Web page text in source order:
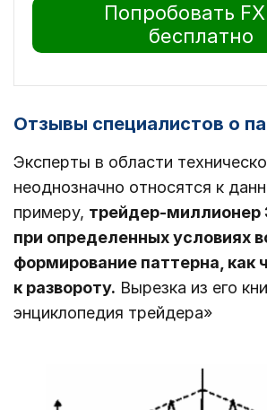
Попробовать
бесплатно
Отзывы специалистов о
Эксперты в области
неоднозначно относятся к
примеру, трейдер-миллионер
при определенных условиях
формирование паттерна, как
к развороту. Вырезка из его
энциклопедия трейдера»